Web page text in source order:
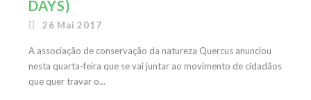
DAYS)
26 Mai 2017
A associação de conservação da natureza Quercus anunciou
nesta quarta-feira que se vai juntar ao movimento de cidadãos
que quer travar o...